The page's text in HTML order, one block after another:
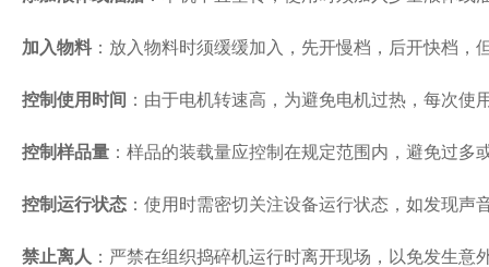
加入物料 ：放入物料时须缓缓加入，先开慢档，后开快档，
控制使用时间 ：由于电机转速高，为避免电机过热，每次
控制样品量 ：样品的装载量应控制在规定范围内，避免过多
控制运行状态 ：使用时需密切关注设备运行状态，如发现
禁止离人 ：严禁在组织捣碎机运行时离开现场，以免发生意